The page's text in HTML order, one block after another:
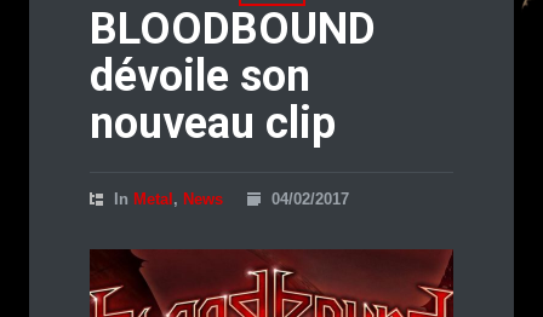
BLOODBOUND
dévoile son
nouveau clip
In Metal , News 04/02/2017